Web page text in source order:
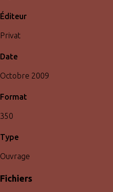
Éditeur
Privat
Date
Octobre 2009
Format
350
Type
Ouvrage
Fichiers